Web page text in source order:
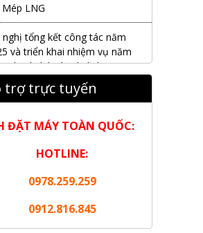
Mép LNG
nghị tổng kết công tác năm
và triển khai nhiệm vụ năm
do chi hội tàu du lịch Hạ
khai trương văn phòng
Bình & kỷ niệm 15 năm phát
bền vững
tổ chức Hội nghị đối tác
trợ trực tuyến
ĐẶT MÁY TOÀN QUỐC:
HOTLINE:
0978.259.259
0912.816.845